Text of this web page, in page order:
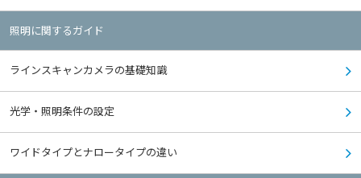
照明に関するガイド
ラインスキャンカメラの基礎知識
光学・照明条件の設定
ワイドタイプとナロータイプの違い